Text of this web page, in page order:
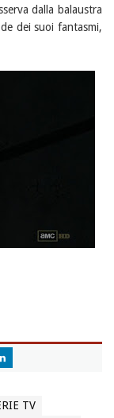
dalla balaustra
dei suoi fantasmi,
TV